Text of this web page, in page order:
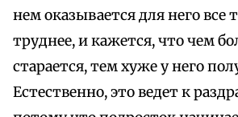
нем оказывается для него все
труднее, и кажется, что чем
старается, тем хуже у него
Естественно, это ведет к